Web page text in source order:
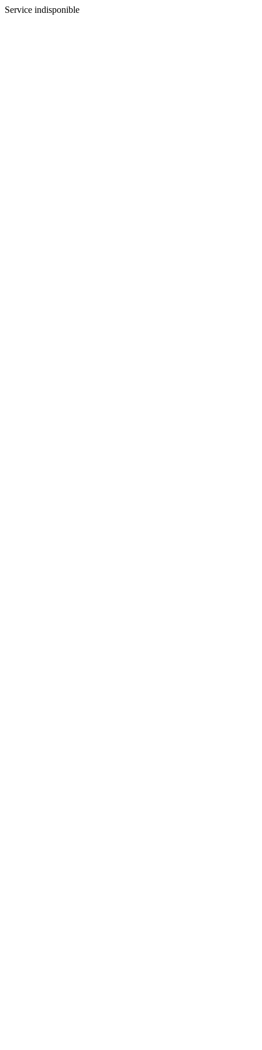
Service indisponible